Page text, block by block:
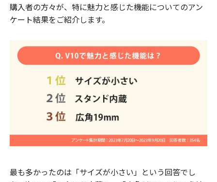
購入者の方々が、特に魅力と感じた機能についてのアン
ケート結果をご紹介します。
最も多かったのは「サイズが小さい」という回答でし